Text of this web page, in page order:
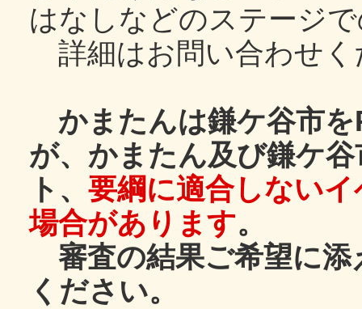
はなしなどのステージ
詳細はお問い合わせく
かまたんは鎌ケ谷市を
が、かまたん及び鎌ケ
ト、 要綱に適合しない
場合があります。
審査の結果ご希望に添
ください。